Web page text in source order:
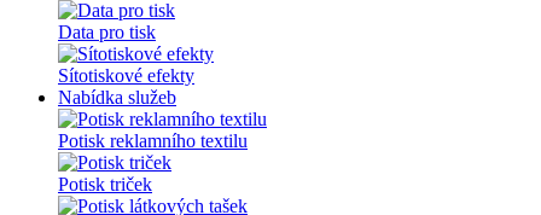
Data pro tisk
Sítotiskové efekty
Nabídka služeb
Potisk reklamního textilu
Potisk triček